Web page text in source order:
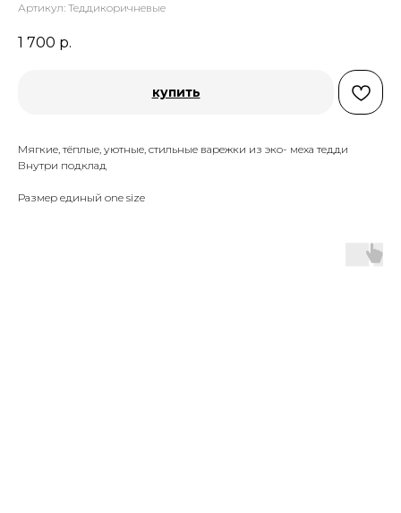
Артикул: Теддикоричневые
1 700 р.
купить
Мягкие, тёплые, уютные, стильные варежки из эко- меха тедди
Внутри подклад
Размер единый one size